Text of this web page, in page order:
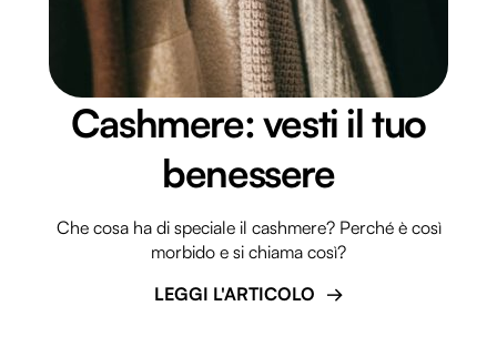
Cashmere: vesti il tuo
benessere
Che cosa ha di speciale il cashmere? Perché è così
morbido e si chiama così?
LEGGI L'ARTICOLO